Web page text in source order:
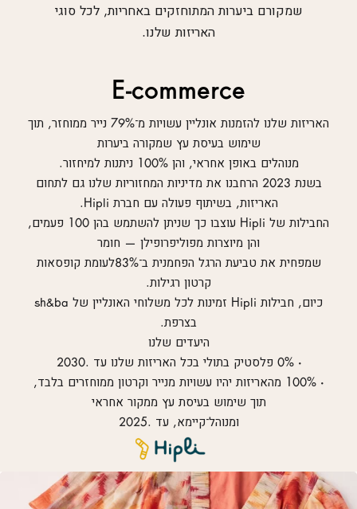
שמקורם ביערות המתוחזקים באחריות, לכל סוגי
האריזות שלנו.
E-commerce
האריזות שלנו להזמנות אונליין עשויות מ־79% נייר ממוחזר, תוך
שימוש בעיסת עץ שמקורה ביערות
מנוהלים באופן אחראי, והן 100% ניתנות למיחזור.
בשנת 2023 הרחבנו את מדיניות המחזוריות שלנו גם לתחום
האריזות, בשיתוף פעולה עם חברת Hipli.
החבילות של Hipli עוצבו כך שניתן להשתמש בהן 100 פעמים,
והן מיוצרות מפוליפרופילן — חומר
שמפחית את טביעת הרגל הפחמנית ב־83%לעומת קופסאות
קרטון רגילות.
כיום, חבילות Hipli זמינות לכל משלוחי האונליין של sh&ba
בצרפת.
היעדים שלנו
• 0% פלסטיק בתולי בכל האריזות שלנו עד .2030
• 100% מהאריזות יהיו עשויות מנייר וקרטון ממוחזרים בלבד,
תוך שימוש בעיסת עץ ממקור אחראי
ומנוהל־קיימא, עד .2025